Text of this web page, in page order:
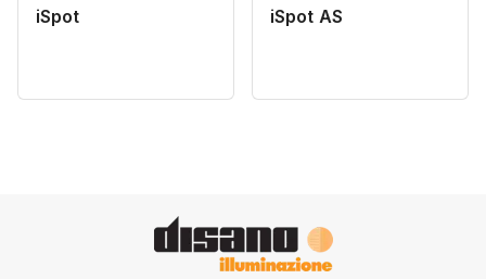
iSpot iSpot AS